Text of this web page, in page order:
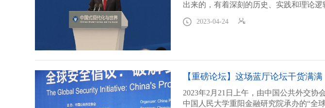
出来的，有着深刻的历史、实践和理论逻
2023-04-24
【重磅论坛】这场蓝厅论坛干货满满
2023年2月21日上午，由中国公共外交协
中国人民大学重阳金融研究院承办的“全